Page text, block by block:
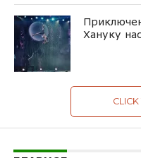
Хануку